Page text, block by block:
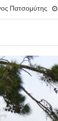
Πατσομύτης